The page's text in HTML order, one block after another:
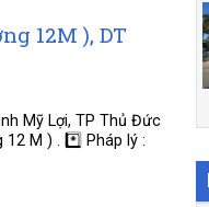
12M ), DT
Mỹ Lợi, TP Thủ Đức
M ) . *️⃣ Pháp lý :